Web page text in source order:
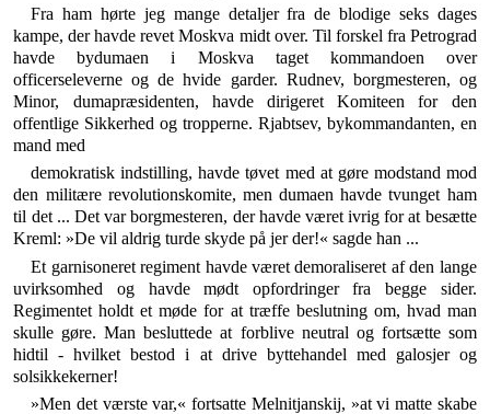
Fra ham hørte jeg mange detaljer fra de blodige seks dages
kampe, der havde revet Moskva midt over. Til forskel fra Petrograd
havde bydumaen i Moskva taget kommandoen over
officerseleverne og de hvide garder. Rudnev, borgmesteren, og
Minor, dumapræsidenten, havde dirigeret Komiteen for den
offentlige Sikkerhed og tropperne. Rjabtsev, bykommandanten, en
mand med
demokratisk indstilling, havde tøvet med at gøre modstand mod
den militære revolutionskomite, men dumaen havde tvunget ham
til det ... Det var borgmesteren, der havde været ivrig for at besætte
Kreml: »De vil aldrig turde skyde på jer der!« sagde han ...
Et garnisoneret regiment havde været demoraliseret af den lange
uvirksomhed og havde mødt opfordringer fra begge sider.
Regimentet holdt et møde for at træffe beslutning om, hvad man
skulle gøre. Man besluttede at forblive neutral og fortsætte som
hidtil - hvilket bestod i at drive byttehandel med galosjer og
solsikkekerner!
»Men det værste var,« fortsatte Melnitjanskij, »at vi matte skabe